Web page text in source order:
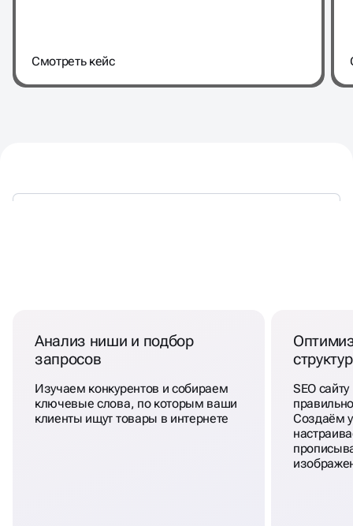
Cмотреть кейс
Анализ ниши и подбор
запросов
Изучаем конкурентов и собираем
ключевые слова, по которым ваши
клиенты ищут товары в интернете
SEO
Создаём